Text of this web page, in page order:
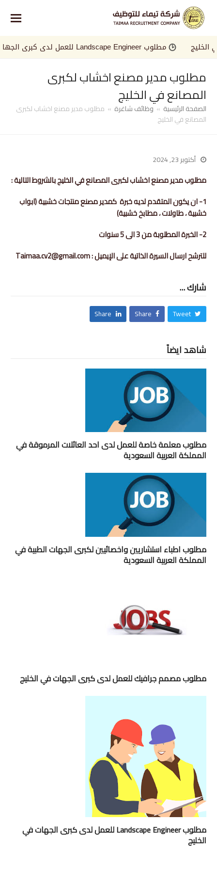
مطلوب Landscape Engineer للعمل لدى كبرى الجهات في الخليج
مطلوب مدير مصنع اخشاب لكبرى
المصانع في الخليج
الصفحة الرئيسية » وظائف شاغرة » مطلوب مدير مصنع اخشاب لكبرى
المصانع في الخليج
أكتوبر 23, 2024
مطلوب مدير مصنع اخشاب لكبرى المصانع في الخليج بالشروط التالية :
1- ان يكون المتقدم لديه خبرة كمدير مصنع منتجات خشبية (ابواب
خشبية ، طاولات ، مطابخ خشبية)
2- الخبرة المطلوبة من 3 الى 5 سنوات
للترشح ارسال السيرة الذاتية على الإيميل : Taimaa.cv2@gmail.com
شارك ...
Tweet
Share
Share
شاهد ايضاً
مطلوب معلمة خاصة للعمل لدى احد العائلات المرموقة في
المملكة العربية السعودية
مطلوب اطباء استشاريين واخصائيين لكبرى الجهات الطبية في
المملكة العربية السعودية
مطلوب مصمم جرافيك للعمل لدى كبرى الجهات في الخليج
مطلوب Landscape Engineer للعمل لدى كبرى الجهات في
الخليج